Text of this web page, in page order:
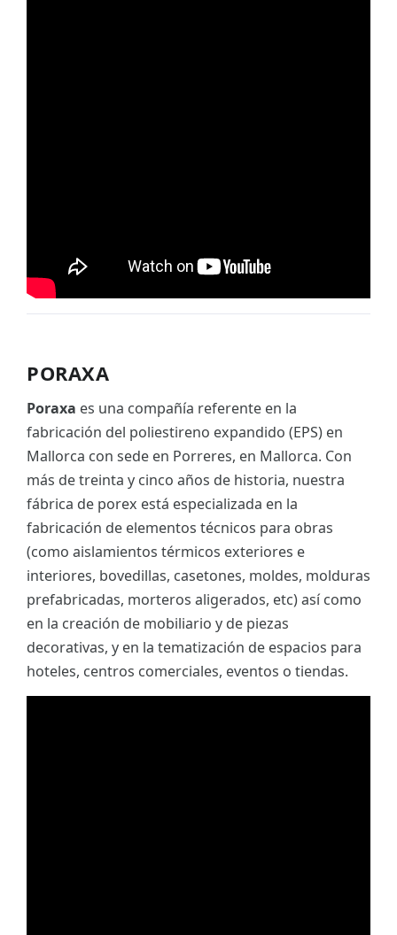
PORAXA
Poraxa es una compañía referente en la
fabricación del poliestireno expandido (EPS) en
Mallorca con sede en Porreres, en Mallorca. Con
más de treinta y cinco años de historia, nuestra
fábrica de porex está especializada en la
fabricación de elementos técnicos para obras
(como aislamientos térmicos exteriores e
interiores, bovedillas, casetones, moldes, molduras
prefabricadas, morteros aligerados, etc) así como
en la creación de mobiliario y de piezas
decorativas, y en la tematización de espacios para
hoteles, centros comerciales, eventos o tiendas.